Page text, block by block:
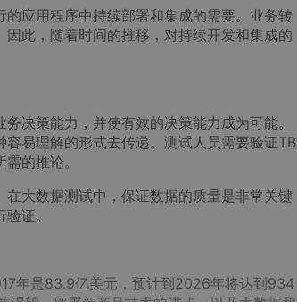
应用程序中持续部署和集成的需要。业务转
此，随着时间的推移，对持续开发和集成的
策能力，并使有效的决策能力成为可能。
易理解的形式去传递。测试人员需要验证TB
的推论。
大数据测试中，保证数据的质量是非常关键
证。
年是83.9亿美元，预计到2026年将达到934